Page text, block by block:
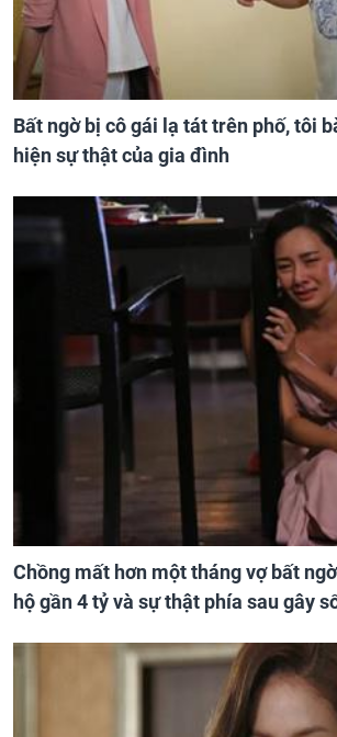
Bất ngờ bị cô gái lạ tát trên phố, tôi
hiện sự thật của gia đình
Chồng mất hơn một tháng vợ bất
hộ gần 4 tỷ và sự thật phía sau gây